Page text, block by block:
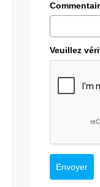
Veuillez
Envoyer